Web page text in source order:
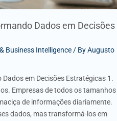
Dados em Decisões
Business Intelligence / ByAugusto
em Decisões Estratégicas 1.
Empresas de todos os tamanhos
de informações diariamente.
dados, mas transformá-los em